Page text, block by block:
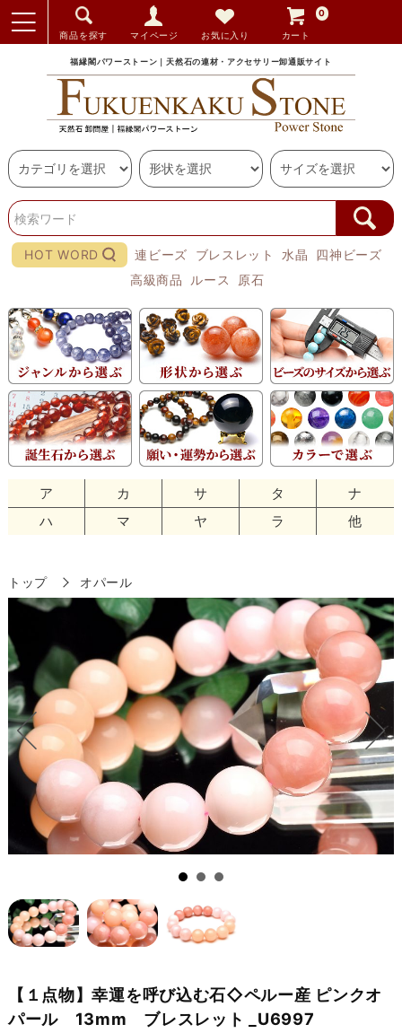
商品を探す マイページ お気に入り カート
0
福縁閣パワーストーン｜天然石の連材・アクセサリー卸通販サイト
HOT WORD 連ビーズ ブレスレット 水晶
四神ビーズ
高級商品
ルース 原石
ア カ サ タ
ナ
ハ
マ ヤ ラ 他
トップ オパール
【１点物】幸運を呼び込む石◇ペルー産 ピンクオ
パール 13mm ブレスレット _U6997